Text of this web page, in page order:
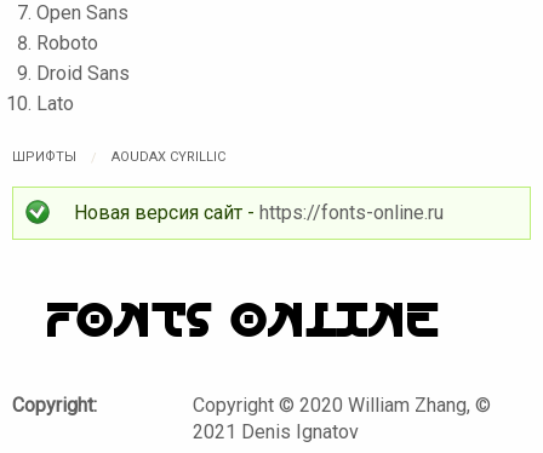
ШРИФТЫ AOUDAX CYRILLIC
Новая версия сайт - https://fonts-online.ru
Copyright:
Copyright © 2020 William Zhang, ©
2021 Denis Ignatov
Open Sans
Roboto
Droid Sans
Lato